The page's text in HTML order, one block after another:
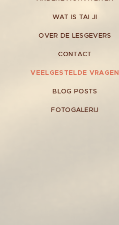
WAT IS TAI JI
OVER DE LESGEVERS
CONTACT
VEELGESTELDE VRAGEN
BLOG POSTS
FOTOGALERIJ